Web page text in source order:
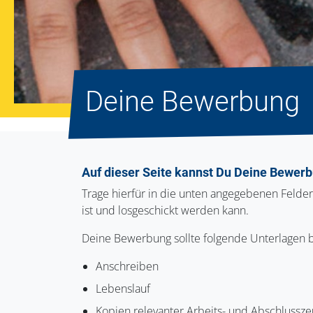
Deine Bewerbung
Auf dieser Seite kannst Du Deine
Trage hierfür in die unten angegebenen
ist und losgeschickt werden kann.
Deine Bewerbung sollte folgende Unterlagen
Anschreiben
Lebenslauf